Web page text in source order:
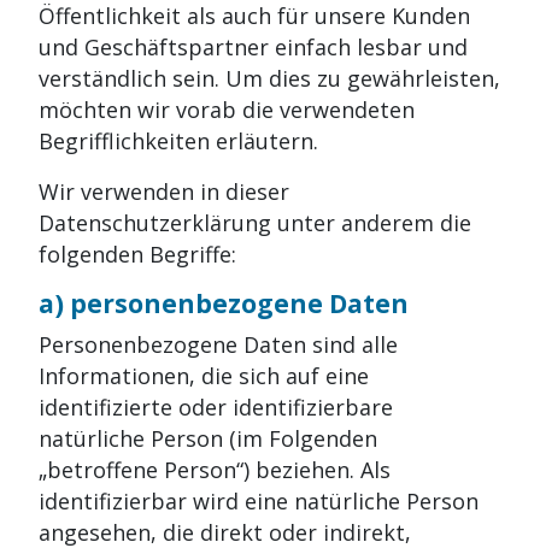
Öffentlichkeit als auch für unsere Kunden
und Geschäftspartner einfach lesbar und
verständlich sein. Um dies zu gewährleisten,
möchten wir vorab die verwendeten
Begrifflichkeiten erläutern.
Wir verwenden in dieser
Datenschutzerklärung unter anderem die
folgenden Begriffe:
a) personenbezogene Daten
Personenbezogene Daten sind alle
Informationen, die sich auf eine
identifizierte oder identifizierbare
natürliche Person (im Folgenden
„betroffene Person“) beziehen. Als
identifizierbar wird eine natürliche Person
angesehen, die direkt oder indirekt,